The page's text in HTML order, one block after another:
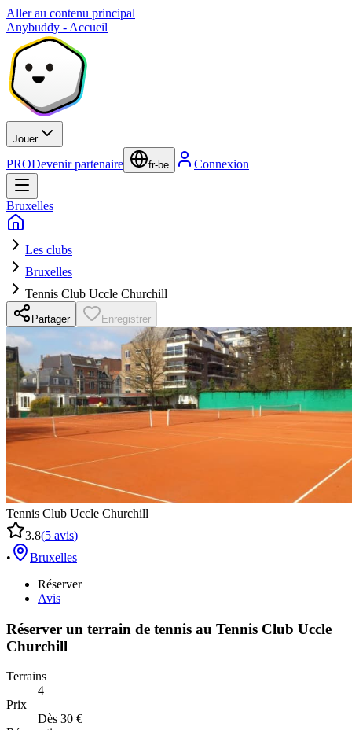
Aller au contenu principal
Anybuddy - Accueil
Jouer
PRODevenir partenaire fr-be Connexion
Bruxelles
Les clubs
Bruxelles
Tennis Club Uccle Churchill
Partager Enregistrer
Tennis Club Uccle Churchill
3.8(5 avis)
•
Bruxelles
Réserver
Avis
Réserver un terrain de tennis au Tennis Club Uccle
Churchill
Terrains
4
Prix
Dès 30 €